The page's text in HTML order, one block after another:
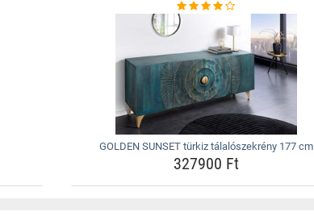
GOLDEN SUNSET türkiz tálalószekrény 177 cm
327900 Ft